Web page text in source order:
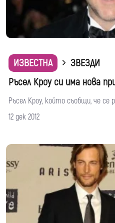
ИЗВЕСТНА
ЗВЕЗДИ
Ръсел Кроу си има нова
Ръсел Кроу, който съобщи, че се
12 дек 2012